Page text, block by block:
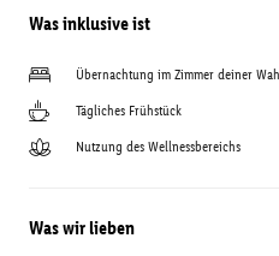
Was inklusive ist
Übernachtung im Zimmer deiner
Tägliches Frühstück
Nutzung des Wellnessbereichs
Was wir lieben